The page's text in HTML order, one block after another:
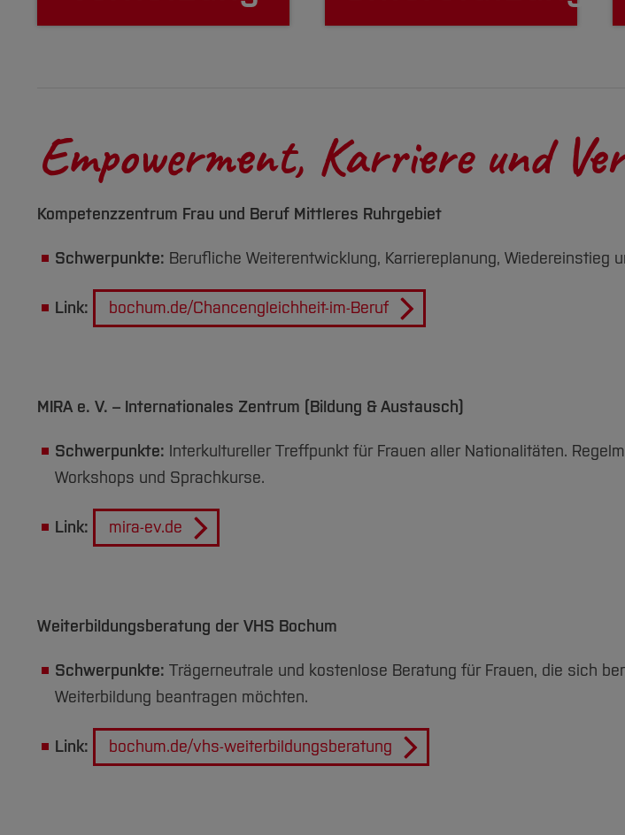
Empowerment, Karriere und
Kompetenzzentrum Frau und Beruf Mittleres Ruhrgebiet
Schwerpunkte: Berufliche Weiterentwicklung, Karriereplanung, Wiedereinstieg
Link: bochum.de/Chancengleichheit-im-Beruf
MIRA e. V. – Internationales Zentrum (Bildung & Austausch)
Schwerpunkte: Interkultureller Treffpunkt für Frauen aller Nationalitäten.
Workshops und Sprachkurse.
Link: mira-ev.de
Weiterbildungsberatung der VHS Bochum
Schwerpunkte: Trägerneutrale und kostenlose Beratung für Frauen, die sich
Weiterbildung beantragen möchten.
Link: bochum.de/vhs-weiterbildungsberatung